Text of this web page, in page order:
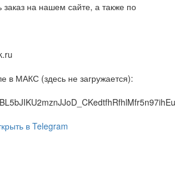
на нашем сайте, а также по
в МАКС (здесь не загружается):
в Telegram